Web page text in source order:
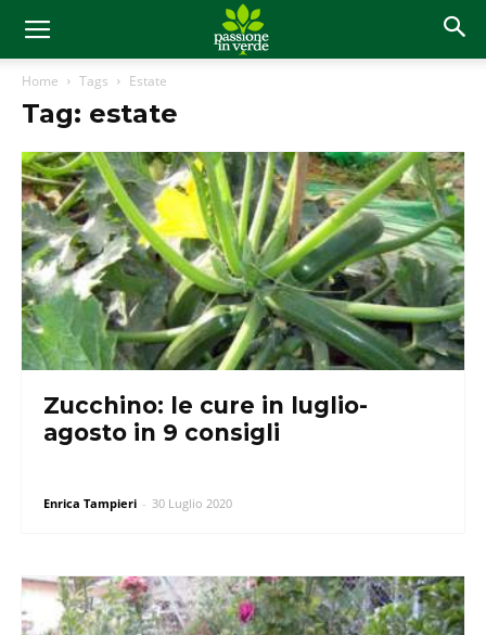
Home Tags Estate
Tag: estate
Zucchino: le cure in luglio-
agosto in 9 consigli
Enrica Tampieri - 30 Luglio 2020